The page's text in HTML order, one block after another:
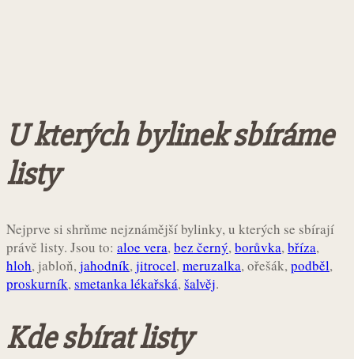
U kterých bylinek sbíráme
listy
Nejprve si shrňme nejznámější bylinky, u kterých se sbírají
právě listy. Jsou to: aloe vera,bez černý,borůvka,bříza,
hloh, jabloň,jahodník,jitrocel,meruzalka, ořešák,podběl,
proskurník,smetanka lékařská,šalvěj.
Kde sbírat listy